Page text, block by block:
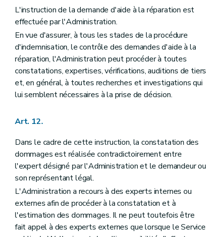
L'instruction de la demande d'aide à la réparation est
effectuée par l'Administration.
En vue d'assurer, à tous les stades de la procédure
d'indemnisation, le contrôle des demandes d'aide à la
réparation, l'Administration peut procéder à toutes
constatations, expertises, vérifications, auditions de tiers
et, en général, à toutes recherches et investigations qui
lui semblent nécessaires à la prise de décision.
Art. 12.
Dans le cadre de cette instruction, la constatation des
dommages est réalisée contradictoirement entre
l'expert désigné par l'Administration et le demandeur ou
son représentant légal.
L'Administration a recours à des experts internes ou
externes afin de procéder à la constatation et à
l'estimation des dommages. Il ne peut toutefois être
fait appel à des experts externes que lorsque le Service